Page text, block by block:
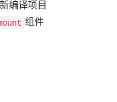
编译项目
组件